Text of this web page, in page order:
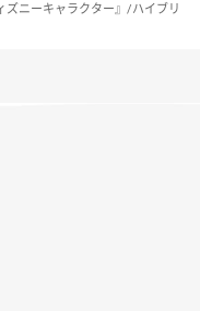
ズニーキャラクター』/ハイブリ